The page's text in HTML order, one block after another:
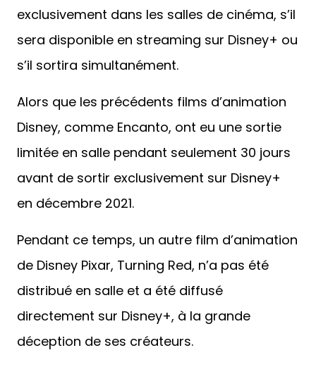
exclusivement dans les salles de cinéma, s’il
sera disponible en streaming sur Disney+ ou
s’il sortira simultanément.
Alors que les précédents films d’animation
Disney, comme Encanto, ont eu une sortie
limitée en salle pendant seulement 30 jours
avant de sortir exclusivement sur Disney+
en décembre 2021.
Pendant ce temps, un autre film d’animation
de Disney Pixar, Turning Red, n’a pas été
distribué en salle et a été diffusé
directement sur Disney+, à la grande
déception de ses créateurs.